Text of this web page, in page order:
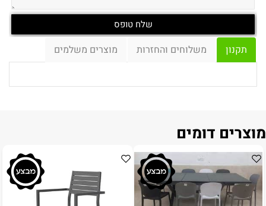
תקנון משלוחים והחזרות מוצרים משלמים
מוצרים דומים